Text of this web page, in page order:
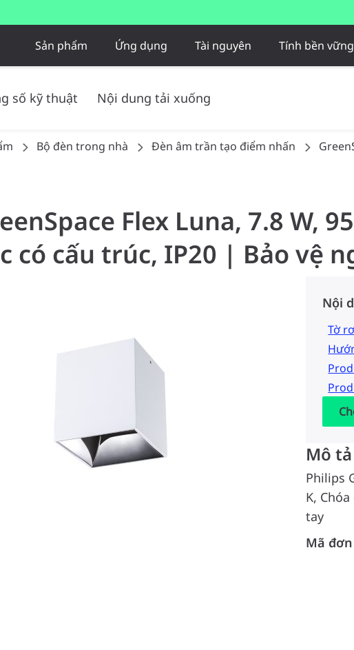
Sản phẩm Ứng dụng Tài nguyên Tính bền vững
số kỹ thuật Nội dung tải xuống
Bộ đèn trong nhà Đèn âm trần tạo điểm nhấn
Flex Luna, 7.8 W,
có cấu trúc, IP20 | Bảo vệ
Nội
Tờ
Mô
Philips
K,
tay
Mã